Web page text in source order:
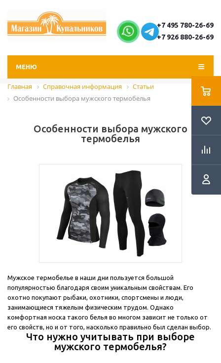
+7 495 780-26-69
+7 926 880-26-69
МЕНЮ
Главная Справочная информация
Статьи
Особенности выбора мужского термобелья
Особенности выбора мужского
термобелья
Мужское термобелье в наши дни пользуется большой
популярностью благодаря своим уникальным свойствам. Его
охотно покупают рыбаки, охотники, спортсмены и люди,
занимающиеся тяжелым физическим трудом. Однако
комфортная носка такого белья во многом зависит не только от
его свойств, но и от того, насколько правильно был сделан выбор.
Что нужно учитывать при выборе
мужского термобелья?